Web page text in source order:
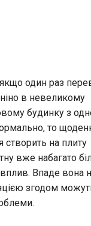
один раз
в невеликому
будинку з
то
створить на плиту
вже набагато
Впаде вона
згодом